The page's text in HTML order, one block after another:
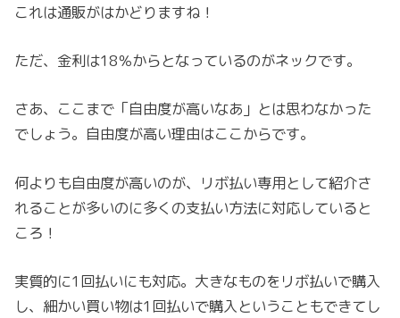
これは通販がはかどりますね！
ただ、金利は18％からとなっているのがネックです。
さあ、ここまで「自由度が高いなあ」とは思わなかった
でしょう。自由度が高い理由はここからです。
何よりも自由度が高いのが、リボ払い専用として紹介さ
れることが多いのに多くの支払い方法に対応していると
ころ！
実質的に1回払いにも対応。大きなものをリボ払いで購入
し、細かい買い物は1回払いで購入ということもできてし